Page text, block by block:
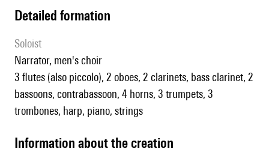
detailed formation
Soloist
narrator, men's choir
3 flutes (also piccolo), 2 oboes, 2 clarinets, bass clarinet, 2
bassoons, contrabassoon, 4 horns, 3 trumpets, 3
trombones, harp, piano, strings
information about the creation